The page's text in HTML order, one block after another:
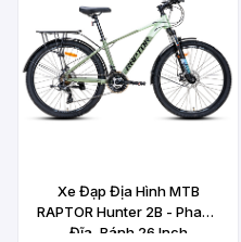
Xe Đạp Địa Hình MTB
RAPTOR Hunter 2B - Phanh
Đĩa, Bánh 26 Inch